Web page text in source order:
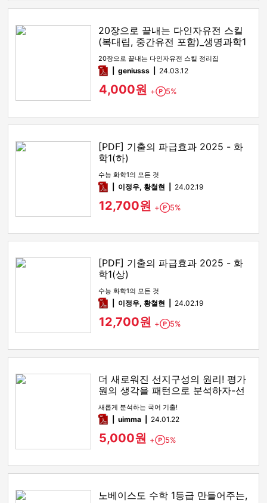
20장으로 끝내는 다인자유전 스킬
(복대립, 중간유전 포함)_생명과학1
유전
20장으로 끝내는 다인자유전 스킬 정리집
pdfgeniusss 24.03.12
4,000원 + Point
5%
[PDF] 기출의 파급효과 2025 - 화
학1(하)
수능 화학1의 모든 것
pdf이정우, 황철현 24.02.19
12,700원 + Point
5%
[PDF] 기출의 파급효과 2025 - 화
학1(상)
수능 화학1의 모든 것
pdf이정우, 황철현 24.02.19
12,700원 + Point
5%
더 새로워진 선지구성의 원리! 평가
원의 생각을 패턴으로 분석하자-선
지구성의 원리
새롭게 분석하는 국어 기출!
pdfuimma 24.01.22
5,000원 + Point
5%
노베이스도 수학 1등급 만들어주는,